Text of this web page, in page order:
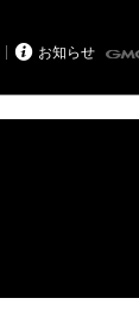
 お知らせ